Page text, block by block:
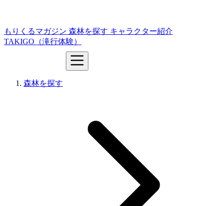
もりくるマガジン 森林を探す キャラクター紹介
TAKIGO（滝行体験）
森林を探す